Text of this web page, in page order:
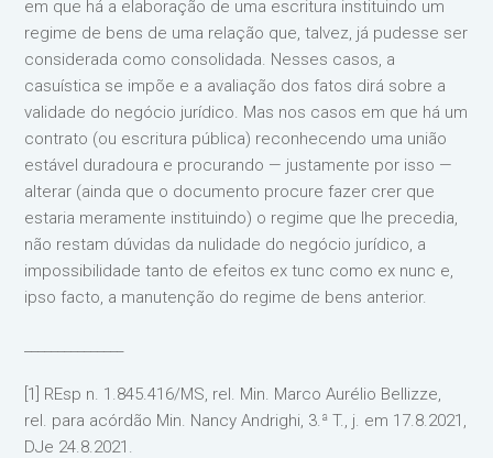
em que há a elaboração de uma escritura instituindo um
regime de bens de uma relação que, talvez, já pudesse ser
considerada como consolidada. Nesses casos, a
casuística se impõe e a avaliação dos fatos dirá sobre a
validade do negócio jurídico. Mas nos casos em que há um
contrato (ou escritura pública) reconhecendo uma união
estável duradoura e procurando — justamente por isso —
alterar (ainda que o documento procure fazer crer que
estaria meramente instituindo) o regime que lhe precedia,
não restam dúvidas da nulidade do negócio jurídico, a
impossibilidade tanto de efeitos ex tunc como ex nunc e,
ipso facto, a manutenção do regime de bens anterior.
[1] REsp n. 1.845.416/MS, rel. Min. Marco Aurélio Bellizze,
rel. para acórdão Min. Nancy Andrighi, 3.ª T., j. em 17.8.2021,
DJe 24.8.2021.